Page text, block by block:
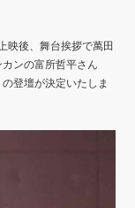
映後、舞台挨拶で萬田
ンの富所哲平さん
登壇が決定いたしま